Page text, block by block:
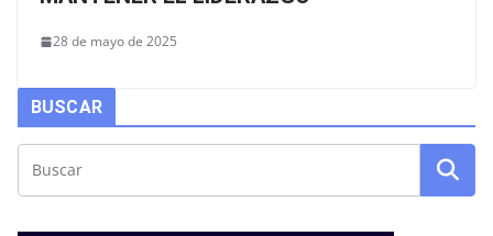
28 de mayo de 2025
BUSCAR